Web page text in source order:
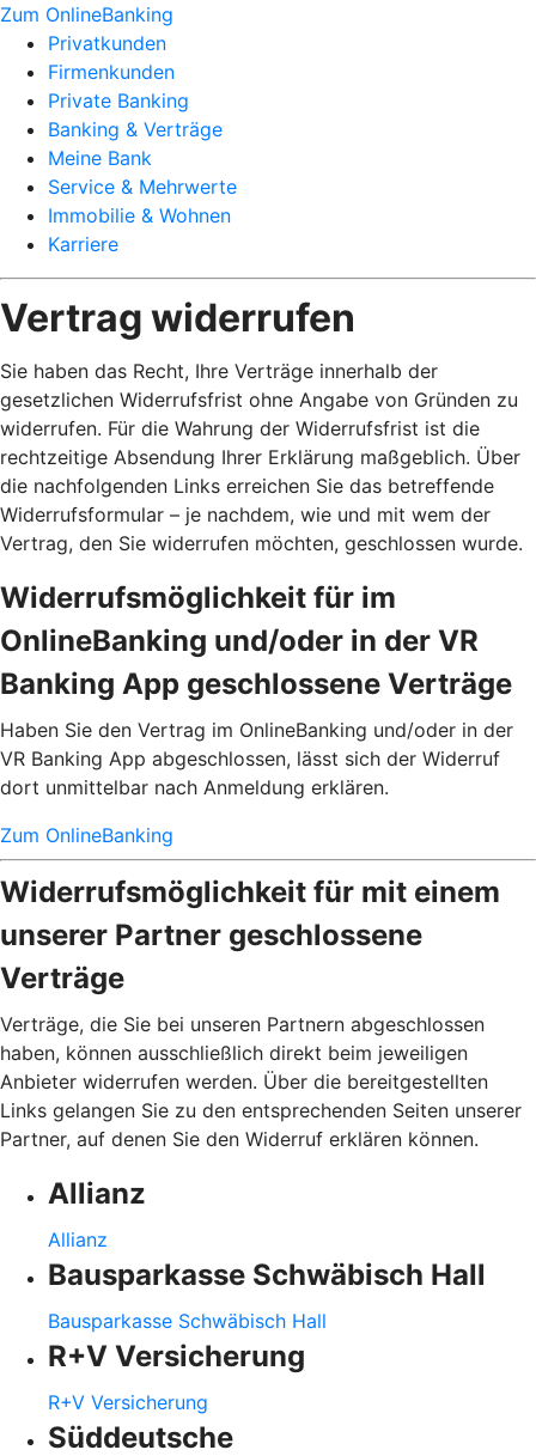
Zum OnlineBanking
Privatkunden
Firmenkunden
Private Banking
Banking & Verträge
Meine Bank
Service & Mehrwerte
Immobilie & Wohnen
Karriere
Vertrag widerrufen
Sie haben das Recht, Ihre Verträge innerhalb der
gesetzlichen Widerrufsfrist ohne Angabe von Gründen zu
widerrufen. Für die Wahrung der Widerrufsfrist ist die
rechtzeitige Absendung Ihrer Erklärung maßgeblich. Über
die nachfolgenden Links erreichen Sie das betreffende
Widerrufsformular – je nachdem, wie und mit wem der
Vertrag, den Sie widerrufen möchten, geschlossen wurde.
Widerrufsmöglichkeit für im
OnlineBanking und/oder in der VR
Banking App geschlossene Verträge
Haben Sie den Vertrag im OnlineBanking und/oder in der
VR Banking App abgeschlossen, lässt sich der Widerruf
dort unmittelbar nach Anmeldung erklären.
Zum OnlineBanking
Widerrufsmöglichkeit für mit einem
unserer Partner geschlossene
Verträge
Verträge, die Sie bei unseren Partnern abgeschlossen
haben, können ausschließlich direkt beim jeweiligen
Anbieter widerrufen werden. Über die bereitgestellten
Links gelangen Sie zu den entsprechenden Seiten unserer
Partner, auf denen Sie den Widerruf erklären können.
Allianz
Allianz
Bausparkasse Schwäbisch Hall
Bausparkasse Schwäbisch Hall
R+V Versicherung
R+V Versicherung
Süddeutsche